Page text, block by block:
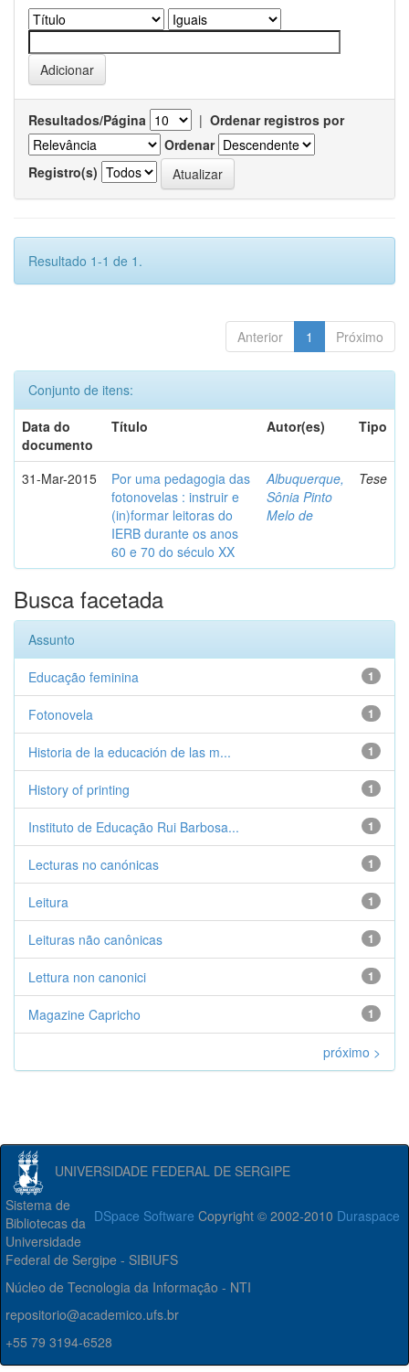
Resultados/Página | Ordenar registros por
Ordenar
Registro(s)
Resultado 1-1 de 1.
Anterior 1 Próximo
Conjunto de itens:
Data do
documento
Título Autor(es) Tipo
31-Mar-2015
Por uma pedagogia das
fotonovelas : instruir e
(in)formar leitoras do
IERB durante os anos
60 e 70 do século XX
Albuquerque,
Sônia Pinto
Melo de
Tese
Busca facetada
Assunto
1
Educação feminina
1
Fotonovela
1
Historia de la educación de las m...
1
History of printing
1
Instituto de Educação Rui Barbosa...
1
Lecturas no canónicas
1
Leitura
1
Leituras não canônicas
1
Lettura non canonici
1
Magazine Capricho
próximo >
UNIVERSIDADE FEDERAL DE SERGIPE
DSpace Software Copyright © 2002-2010 Duraspace
Sistema de
Bibliotecas da
Universidade
Federal de Sergipe - SIBIUFS
Núcleo de Tecnologia da Informação - NTI
repositorio@academico.ufs.br
+55 79 3194-6528